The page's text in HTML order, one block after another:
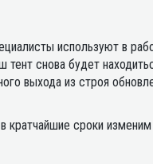
используют в
снова будет
выхода из строя
сроки изменим